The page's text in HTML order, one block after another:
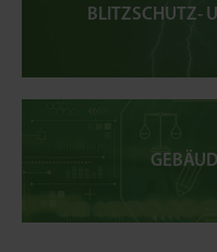
BLITZSCHUTZ-